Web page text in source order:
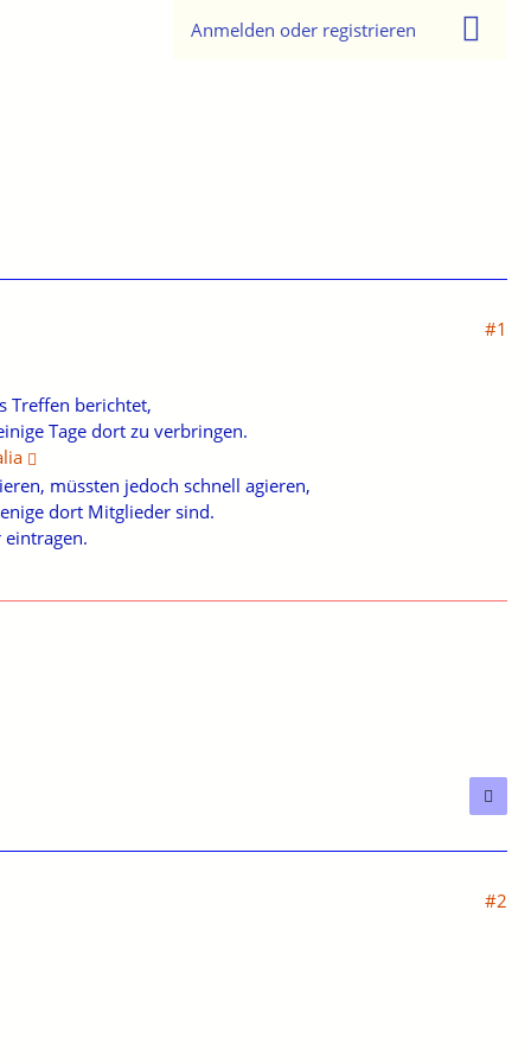
Anmelden oder registrieren
#1
Treffen berichtet,
Tage dort zu verbringen.
müssten jedoch schnell agieren,
dort Mitglieder sind.
#2